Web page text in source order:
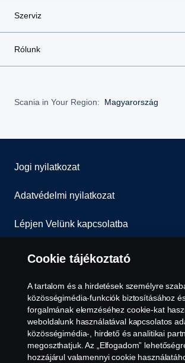
Szerviz
Rólunk
Scania in Your Region: Magyarország
Jogi nyilatkozat
Adatvédelmi nyilatkozat
Lépjen Velünk kapcsolatba
Általános Szerződési Feltételek
Visszaélés-bejelentés
Süti szabályzat
Cookie tájékoztató
Cookie tájékoztató
A tartalom és a hirdetések személyre
közösségimédia-funkciók biztosításához
forgalmának elemzéséhez cookie-kat
weboldalunk használatával kapcsolatos
közösségimédia-, hirdető és analitikai
megoszthatjuk. Az „Elfogadom”
hozzájárul valamennyi cookie